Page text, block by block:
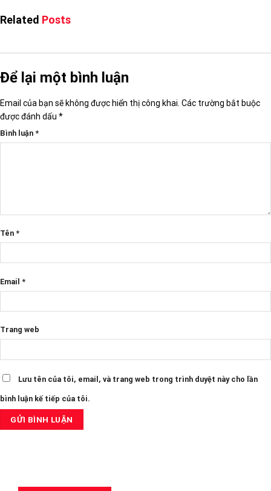
Related Posts
Để lại một bình luận
Email của bạn sẽ không được hiển thị công khai. Các trường bắt buộc
được đánh dấu *
Bình luận *
Tên *
Email *
Trang web
Lưu tên của tôi, email, và trang web trong trình duyệt này cho lần
bình luận kế tiếp của tôi.